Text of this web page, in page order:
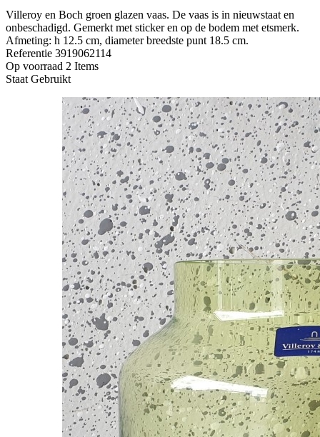
Villeroy en Boch groen glazen vaas. De vaas is in nieuwstaat en
onbeschadigd. Gemerkt met sticker en op de bodem met etsmerk.
Afmeting: h 12.5 cm, diameter breedste punt 18.5 cm.
Referentie 3919062114
Op voorraad 2 Items
StaatGebruikt